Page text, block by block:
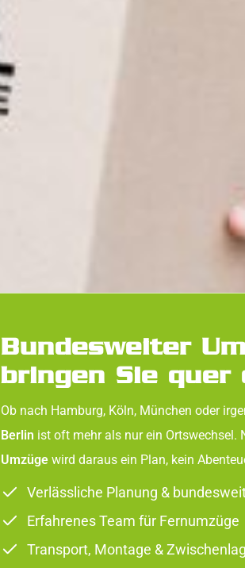
Bundesweiter
bringen Sie quer
Ob nach Hamburg, Köln, München oder
Berlin ist oft mehr als nur ein Ortswechsel.
Umzügewird daraus ein Plan, kein
Verlässliche Planung &
Erfahrenes Team für Fernumzüge
Transport, Montage &